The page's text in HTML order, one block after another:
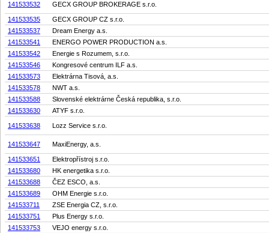
141533532 GECX GROUP BROKERAGE s.r.o.
141533535
GECX GROUP CZ s.r.o.
141533537
Dream Energy a.s.
141533541
ENERGO POWER PRODUCTION a.s.
141533542
Energie s Rozumem, s.r.o.
141533546
Kongresové centrum ILF a.s.
141533573
Elektrárna Tisová, a.s.
141533578
NWT a.s.
141533588
Slovenské elektrárne Česká republika, s.r.o.
141533630
ATYF s.r.o.
141533638 Lozz Service s.r.o.
141533647 MaxiEnergy, a.s.
141533651
Elektropřístroj s.r.o.
141533680
HK energetika s.r.o.
141533688
ČEZ ESCO, a.s.
141533689
OHM Energie s.r.o.
141533711
ZSE Energia CZ, s.r.o.
141533751
Plus Energy s.r.o.
141533753
VEJO energy s.r.o.